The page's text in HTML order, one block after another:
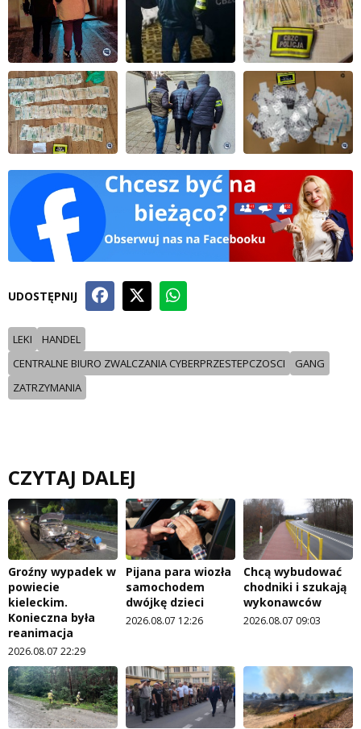
UDOSTĘPNIJ
LEKI
HANDEL
CENTRALNE BIURO ZWALCZANIA CYBERPRZESTEPCZOSCI
GANG
ZATRZYMANIA
CZYTAJ DALEJ
Groźny wypadek w
powiecie
kieleckim.
Konieczna była
reanimacja
2026.08.07 22:29
Pijana para wiozła
samochodem
dwójkę dzieci
2026.08.07 12:26
Chcą wybudować
chodniki i szukają
wykonawców
2026.08.07 09:03